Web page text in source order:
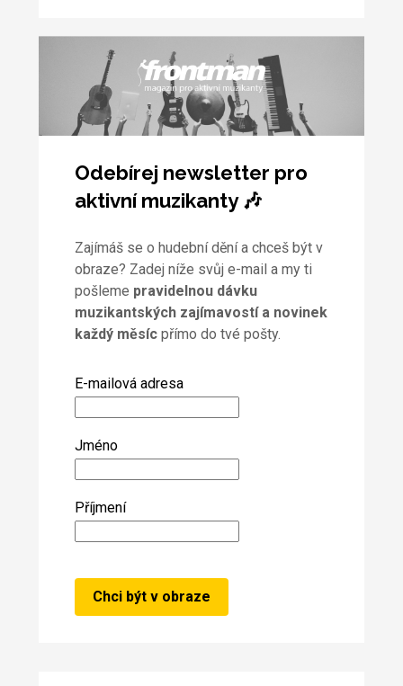
Odebírej newsletter pro
aktivní muzikanty 🎶
Zajímáš se o hudební dění a chceš být v
obraze? Zadej níže svůj e-mail a my ti
pošleme pravidelnou dávku
muzikantských zajímavostí a novinek
každý měsícpřímo do tvé pošty.
E-mailová adresa
Jméno
Příjmení